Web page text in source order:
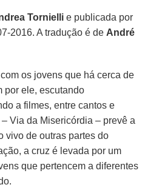
Tornielli e publicada por
2016. A tradução é de André
os jovens que há cerca de
por ele, escutando
a filmes, entre cantos e
Via da Misericórdia – prevê a
vivo de outras partes do
a cruz é levada por um
que pertencem a diferentes